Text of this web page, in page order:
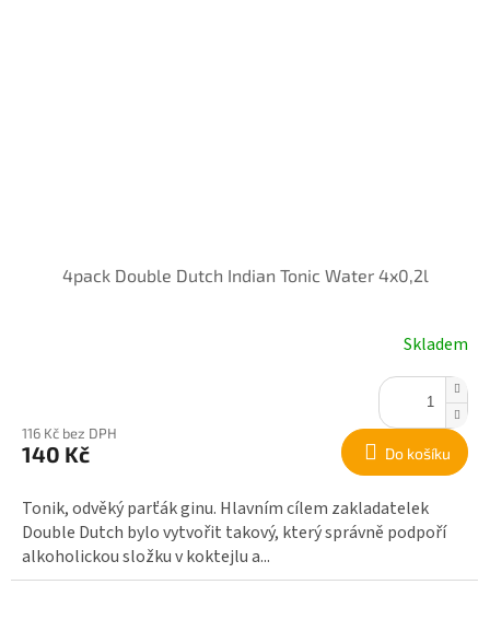
4pack Double Dutch Indian Tonic Water 4x0,2l
Skladem
116 Kč bez DPH
140 Kč Do košíku
Tonik, odvěký parťák ginu. Hlavním cílem zakladatelek
Double Dutch bylo vytvořit takový, který správně podpoří
alkoholickou složku v koktejlu a...